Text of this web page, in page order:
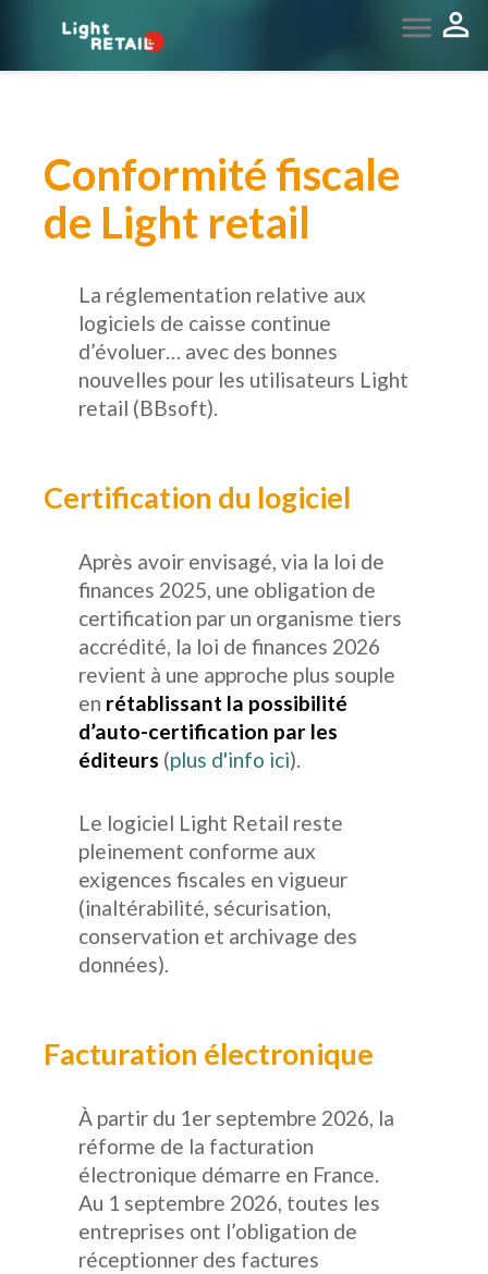
 
Conformité fiscale
de Light retail
La réglementation relative aux
logiciels de caisse continue
d’évoluer… avec des bonnes
nouvelles pour les utilisateurs Light
retail (BBsoft).
Certification du logiciel
Après avoir envisagé, via la loi de
finances 2025, une obligation de
certification par un organisme tiers
accrédité, la loi de finances 2026
revient à une approche plus souple
en rétablissant la possibilité
d’auto-certification par les
éditeurs (plus d'info ici).
Le logiciel Light Retail reste
pleinement conforme aux
exigences fiscales en vigueur
(inaltérabilité, sécurisation,
conservation et archivage des
données).
Facturation électronique
À partir du 1er septembre 2026, la
réforme de la facturation
électronique démarre en France.
Au 1 septembre 2026, toutes les
entreprises ont l’obligation de
réceptionner des factures